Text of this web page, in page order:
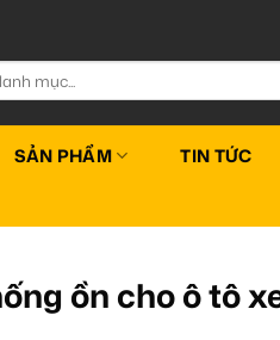
SẢN PHẨM TIN TỨC
ồn cho ô tô